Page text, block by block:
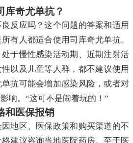
库奇尤单抗？
反应吗？这个问题的答案和适用
有人都适合使用司库奇尤单抗。
于慢性感染活动期、近期注射活
以及儿童等人群，都不建议使用
抗可能会增加感染风险，或者对
响。“这可不是闹着玩的！”
和医保报销
地区、医保政策和购买渠道的不
建议咨询当地医院药房。至于医